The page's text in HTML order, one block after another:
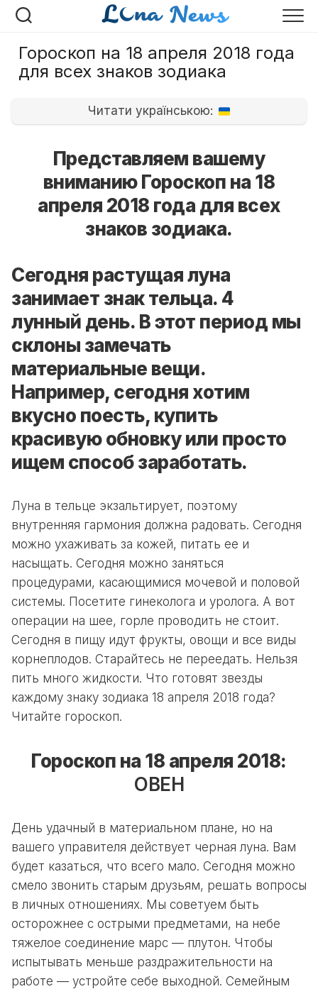
Перейти
Гороскоп на 18 апреля 2018 года
для всех знаков зодиака
Читати українською:
Представляем вашему
вниманию Гороскоп на 18
апреля 2018 года для всех
знаков зодиака.
Сегодня растущая луна
занимает знак тельца. 4
лунный день. В этот период мы
склоны замечать
материальные вещи.
Например, сегодня хотим
вкусно поесть, купить
красивую обновку или просто
ищем способ заработать.
Луна в тельце экзальтирует, поэтому
внутренняя гармония должна радовать. Сегодня
можно ухаживать за кожей, питать ее и
насыщать. Сегодня можно заняться
процедурами, касающимися мочевой и половой
системы. Посетите гинеколога и уролога. А вот
операции на шее, горле проводить не стоит.
Сегодня в пищу идут фрукты, овощи и все виды
корнеплодов. Старайтесь не переедать. Нельзя
пить много жидкости. Что готовят звезды
каждому знаку зодиака 18 апреля 2018 года?
Читайте гороскоп.
Гороскоп на 18 апреля 2018:
ОВЕН
День удачный в материальном плане, но на
вашего управителя действует черная луна. Вам
будет казаться, что всего мало. Сегодня можно
смело звонить старым друзьям, решать вопросы
в личных отношениях. Мы советуем быть
осторожнее с острыми предметами, на небе
тяжелое соединение марс — плутон. Чтобы
испытывать меньше раздражительности на
работе — устройте себе выходной. Семейным